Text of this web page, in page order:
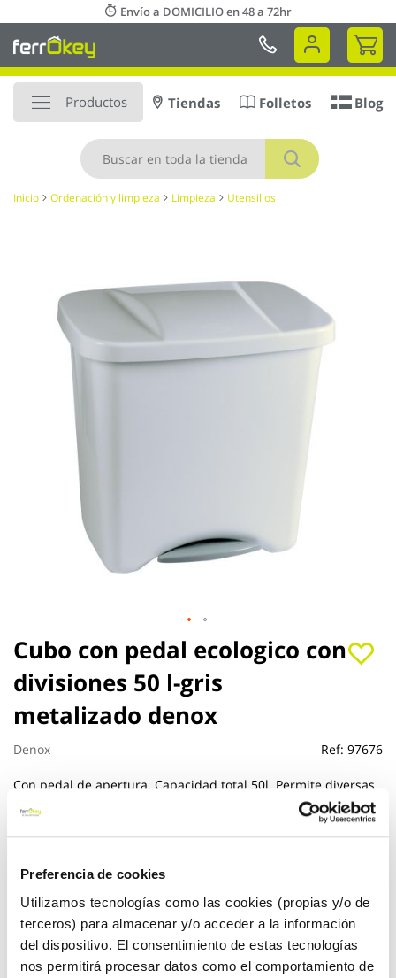
Preferencia de cookies
Utilizamos tecnologías como las cookies (propias y/o de
terceros) para almacenar y/o acceder a la información
del dispositivo. El consentimiento de estas tecnologías
nos permitirá procesar datos como el comportamiento de
al
contenido
Envío a DOMICILIO en 48 a 72hr
Mi
Productos
Buscar
Tiendas Folletos Blog
Inicio Ordenación y limpieza Limpieza Utensilios
Cubo con pedal ecologico con
divisiones 50 l-gris
metalizado denox
Denox Ref: 97676
Con pedal de apertura. Capacidad total 50l. Permite diversas
configuraciones entre 1 y 3 compartimentos para los distintos
tipos de residuos. Dimensiones 47,5X36X48cm
22,09 €
Agotado
Saltar
al
comienzo
de
la
galería
de